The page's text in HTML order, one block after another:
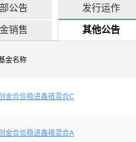
公告 发行运作
销售 其他公告
金名称
金合信稳进鑫禧混合C
金合信稳进鑫禧混合A